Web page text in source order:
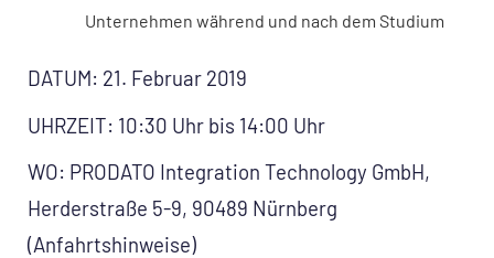
Unternehmen während und nach dem Studium
DATUM: 21. Februar 2019
UHRZEIT: 10:30 Uhr bis 14:00 Uhr
WO: PRODATO Integration Technology GmbH,
Herderstraße 5-9, 90489 Nürnberg
(Anfahrtshinweise)